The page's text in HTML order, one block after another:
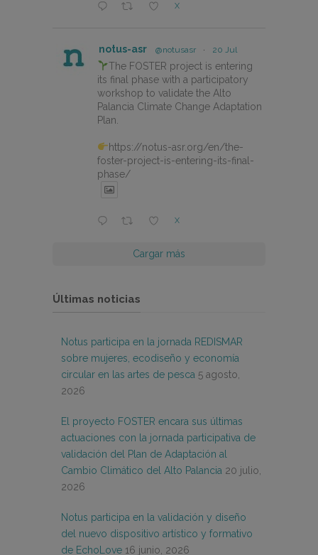
X
notus-asr @notusasr · 20 Jul
The FOSTER project is entering
its final phase with a participatory
workshop to validate the Alto
Palancia Climate Change Adaptation
Plan.
https://notus-asr.org/en/the-
foster-project-is-entering-its-final-
phase/
X
Cargar más
Últimas noticias
Notus participa en la jornada REDISMAR
sobre mujeres, ecodiseño y economía
circular en las artes de pesca 5 agosto,
2026
El proyecto FOSTER encara sus últimas
actuaciones con la jornada participativa de
validación del Plan de Adaptación al
Cambio Climático del Alto Palancia 20 julio,
2026
Notus participa en la validación y diseño
del nuevo dispositivo artístico y formativo
de EchoLove 16 junio, 2026